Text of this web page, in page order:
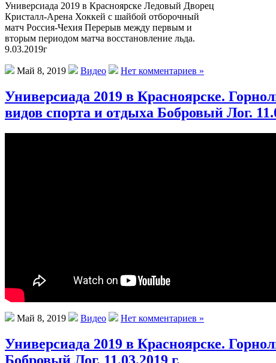
Универсиада 2019 в Красноярске Ледовый Дворец
Кристалл-Арена Хоккей с шайбой отборочный
матч Россия-Чехия Перерыв между первым и
вторым периодом матча восстановление льда.
9.03.2019г
Май 8, 2019 Видео Нет комментариев »
Универсиада 2019 в Красноярске.
видов спорта и отдыха Бобровый Лог.
Май 8, 2019 Видео Нет комментариев »
Универсиада 2019 в Красноярске.